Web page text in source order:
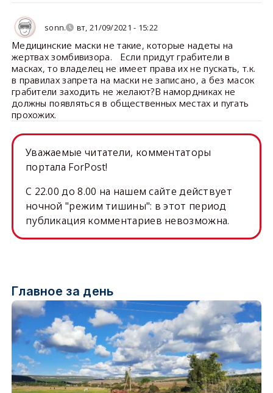
sonn. вт, 21/09/2021 - 15:22
Медицинские маски не такие, которые надеты на
жертвах зомбивизора. Если придут грабители в
масках, то владелец не имеет права их не пускать, т.к.
в правилах запрета на маски не записано, а без масок
грабители заходить не желают?В намордниках не
должны появляться в общественных местах и пугать
прохожих.
Уважаемые читатели, комментаторы
портала ForPost!
C 22.00 до 8.00 на нашем сайте действует
ночной "режим тишины": в этот период
публикация комментариев невозможна.
Главное за день